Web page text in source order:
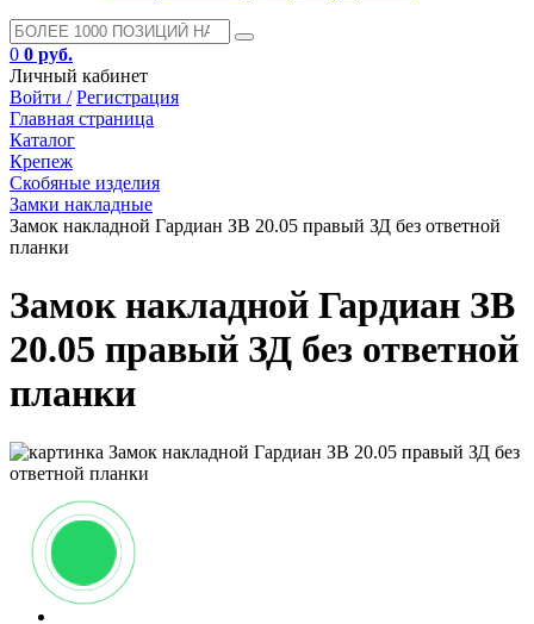
0 0 руб.
Личный кабинет
Войти / Регистрация
Главная страница
Каталог
Крепеж
Скобяные изделия
Замки накладные
Замок накладной Гардиан ЗВ 20.05 правый ЗД без ответной
планки
Замок накладной Гардиан ЗВ
20.05 правый ЗД без ответной
планки